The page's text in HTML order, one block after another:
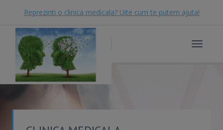
Reprezinti o clinica medicala? Uite cum te putem ajuta!
Toggle